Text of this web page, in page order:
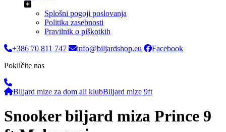
Splošni pogoji poslovanja
Politika zasebnosti
Pravilnik o piškotkih
+386 70 811 747
info@biljardshop.eu
Facebook
Pokličite nas
Biljard mize za dom ali klubBiljard mize 9ft
Snooker biljard miza Prince 9